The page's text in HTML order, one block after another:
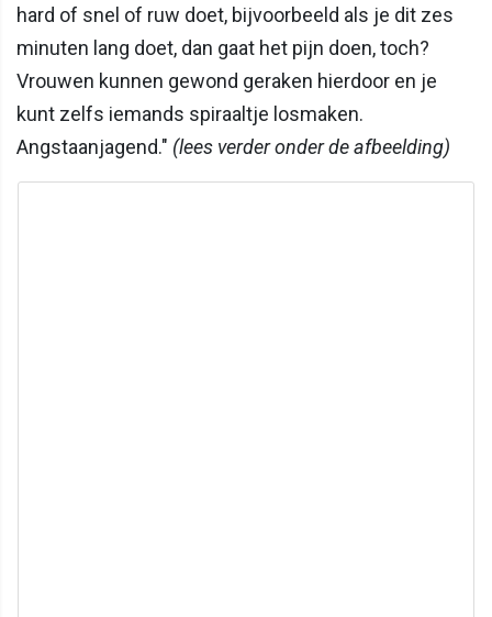
hard of snel of ruw doet, bijvoorbeeld als je dit zes
minuten lang doet, dan gaat het pijn doen, toch?
Vrouwen kunnen gewond geraken hierdoor en je
kunt zelfs iemands spiraaltje losmaken.
Angstaanjagend." (lees verder onder de afbeelding)